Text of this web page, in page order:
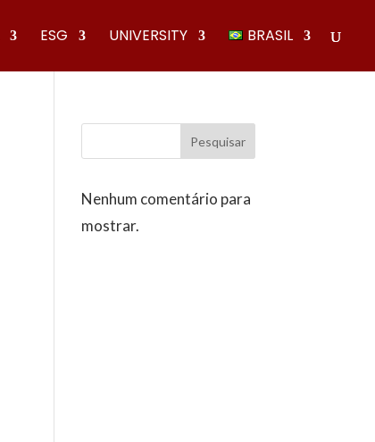
ESG UNIVERSITY BRASIL
Pesquisar
Nenhum comentário para
mostrar.